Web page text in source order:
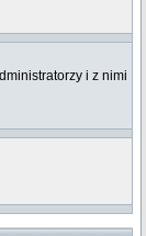
i z nimi